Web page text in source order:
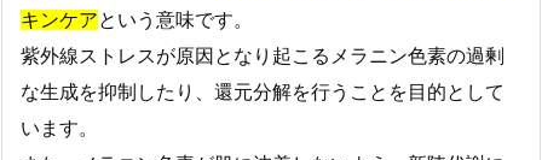
キンケアという意味です。
紫外線ストレスが原因となり起こるメラニン色素の過剰
な生成を抑制したり、還元分解を行うことを目的として
います。